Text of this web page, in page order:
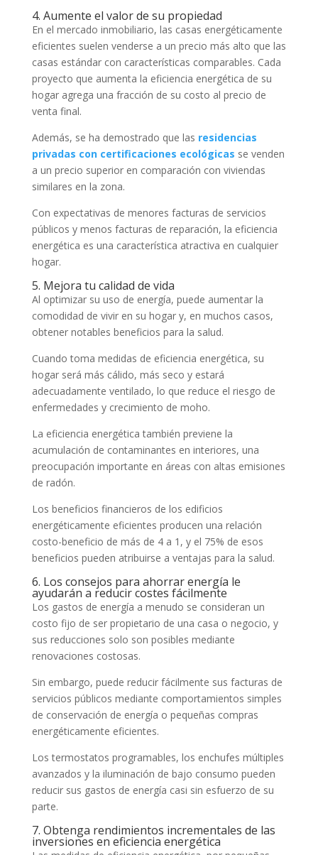
4. Aumente el valor de su propiedad
En el mercado inmobiliario, las casas energéticamente
eficientes suelen venderse a un precio más alto que las
casas estándar con características comparables. Cada
proyecto que aumenta la eficiencia energética de su
hogar agrega una fracción de su costo al precio de
venta final.
Además, se ha demostrado que las residencias
privadas con certificaciones ecológicas se venden
a un precio superior en comparación con viviendas
similares en la zona.
Con expectativas de menores facturas de servicios
públicos y menos facturas de reparación, la eficiencia
energética es una característica atractiva en cualquier
hogar.
5. Mejora tu calidad de vida
Al optimizar su uso de energía, puede aumentar la
comodidad de vivir en su hogar y, en muchos casos,
obtener notables beneficios para la salud.
Cuando toma medidas de eficiencia energética, su
hogar será más cálido, más seco y estará
adecuadamente ventilado, lo que reduce el riesgo de
enfermedades y crecimiento de moho.
La eficiencia energética también previene la
acumulación de contaminantes en interiores, una
preocupación importante en áreas con altas emisiones
de radón.
Los beneficios financieros de los edificios
energéticamente eficientes producen una relación
costo-beneficio de más de 4 a 1, y el 75% de esos
beneficios pueden atribuirse a ventajas para la salud.
6. Los consejos para ahorrar energía le
ayudarán a reducir costes fácilmente
Los gastos de energía a menudo se consideran un
costo fijo de ser propietario de una casa o negocio, y
sus reducciones solo son posibles mediante
renovaciones costosas.
Sin embargo, puede reducir fácilmente sus facturas de
servicios públicos mediante comportamientos simples
de conservación de energía o pequeñas compras
energéticamente eficientes.
Los termostatos programables, los enchufes múltiples
avanzados y la iluminación de bajo consumo pueden
reducir sus gastos de energía casi sin esfuerzo de su
parte.
7. Obtenga rendimientos incrementales de las
inversiones en eficiencia energética